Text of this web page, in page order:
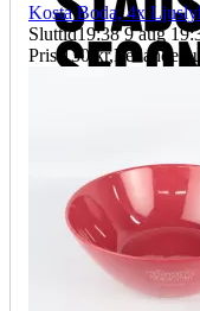
Kosta Boda, 4x
Sluttid19:38 9 aug
Pris: 130 kr,Ledande